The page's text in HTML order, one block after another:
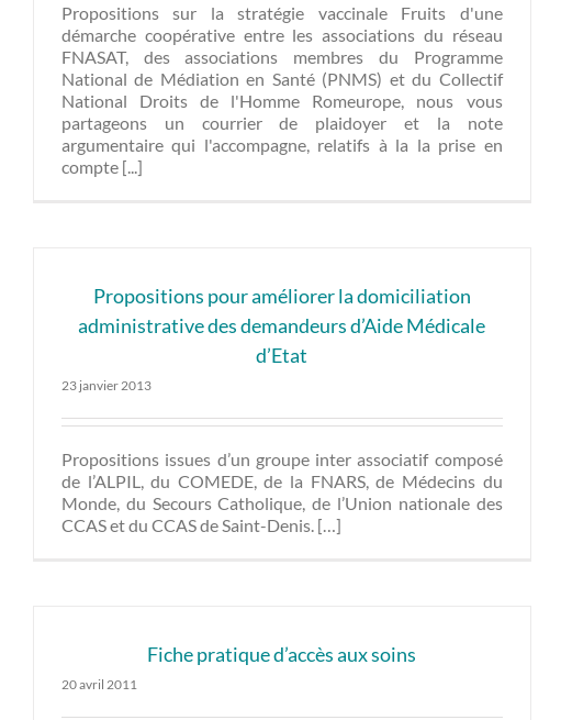
Propositions sur la stratégie vaccinale Fruits d'une
démarche coopérative entre les associations du réseau
FNASAT, des associations membres du Programme
National de Médiation en Santé (PNMS) et du Collectif
National Droits de l'Homme Romeurope, nous vous
partageons un courrier de plaidoyer et la note
argumentaire qui l'accompagne, relatifs à la la prise en
compte [...]
Propositions pour améliorer la domiciliation
administrative des demandeurs d’Aide Médicale
d’Etat
23 janvier 2013
Propositions issues d’un groupe inter associatif composé
de l’ALPIL, du COMEDE, de la FNARS, de Médecins du
Monde, du Secours Catholique, de l’Union nationale des
CCAS et du CCAS de Saint-Denis. […]
Fiche pratique d’accès aux soins
20 avril 2011